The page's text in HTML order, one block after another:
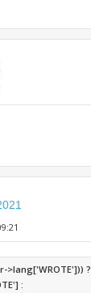
>lang['WROTE'])) ?
: